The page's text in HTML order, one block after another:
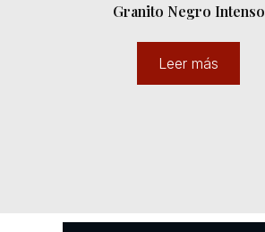
Granito Negro Intenso
Leer más